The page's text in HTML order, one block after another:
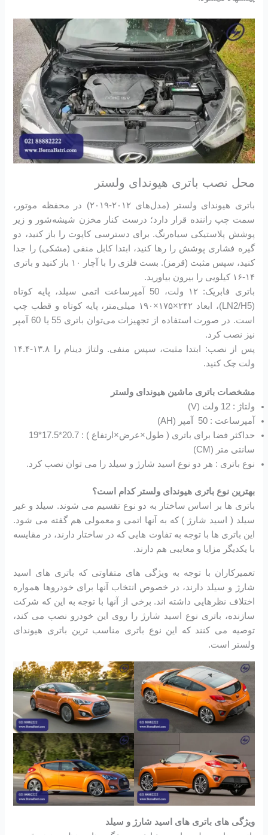
محل نصب باتری هیوندای ولستر
باتری هیوندای ولستر (مدل‌های ۲۰۱۲-۲۰۱۹) در محفظه موتور،
سمت چپ راننده قرار دارد؛ درست کنار مخزن شیشه‌شور و زیر
پوشش پلاستیکی سیاه‌رنگ. برای دسترسی کاپوت را باز کنید، دو
گیره فشاری پوشش را رها کنید، ابتدا کابل منفی (مشکی) را جدا
کنید، سپس مثبت (قرمز). بست فلزی را با آچار ۱۰ باز کنید و باتری
۱۴-۱۶ کیلویی را بیرون بیاورید.
باتری فابریک: ۱۲ ولت، 50 آمپرساعت اتمی سیلد، پایه کوتاه
(LN2/H5)، ابعاد ۲۴۲×۱۷۵×۱۹۰ میلی‌متر، پایه کوتاه و قطب چپ
است. در صورت استفاده از تجهیزات می‌توان باتری 55 یا 60 آمپر
نیز نصب کرد.
پس از نصب: ابتدا مثبت، سپس منفی. ولتاژ دینام را ۱۳.۸-۱۴.۴
ولت چک کنید.
مشخصات باتری ماشین هیوندای ولستر
ولتاژ : 12 ولت (V)
آمپرساعت : 50 آمپر (AH)
حداکثر فضا برای باتری ( طول×عرض×ارتفاع ) : 20.7*17.5*19
سانتی متر (CM)
نوع باتری : هر دو نوع اسید شارژ و سیلد را می توان نصب کرد.
بهترین نوع باتری هیوندای ولستر کدام است؟
باتری ها بر اساس ساختار به دو نوع تقسیم می شوند. سیلد و غیر
سیلد ( اسید شارژ ) که به آنها اتمی و معمولی هم گفته می شود.
این باتری ها با توجه به تفاوت هایی که در ساختار دارند، در مقایسه
با یکدیگر مزایا و معایبی هم دارند.
تعمیرکاران با توجه به ویژگی های متفاوتی که باتری های اسید
شارژ و سیلد دارند، در خصوص انتخاب آنها برای خودروها همواره
اختلاف نظرهایی داشته اند. برخی از آنها با توجه به این که شرکت
سازنده، باتری نوع اسید شارژ را روی این خودرو نصب می کند،
توصیه می کنند که این نوع باتری مناسب ترین باتری هیوندای
ولستر است.
ویژگی های باتری های اسید شارژ و سیلد